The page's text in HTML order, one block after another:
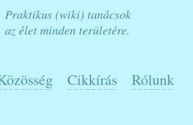
Praktikus (wiki) tanácsok
az élet minden területére.
Cikkírás Rólunk